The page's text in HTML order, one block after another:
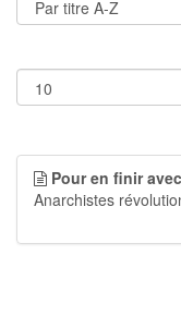
Pour en finir
Anarchistes